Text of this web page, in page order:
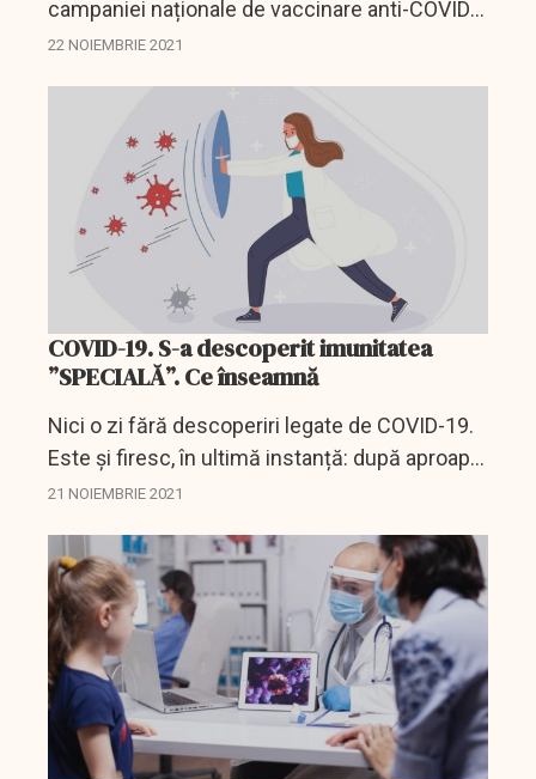
campaniei naționale de vaccinare anti-COVID
din România, atrage atenţia că există un
22 NOIEMBRIE 2021
COVID-19. S-a descoperit imunitatea
”SPECIALĂ”. Ce înseamnă
Nici o zi fără descoperiri legate de COVID-19.
Este și firesc, în ultimă instanță: după aproape
doi ani de pandemiei și numeroase vaccinuri
dobândit...
21 NOIEMBRIE 2021